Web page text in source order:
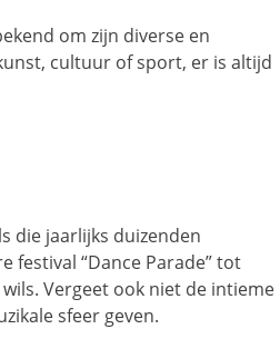
om zijn diverse en
cultuur of sport, er is altijd
die jaarlijks duizenden
festival “Dance Parade” tot
Vergeet ook niet de intieme
sfeer geven.